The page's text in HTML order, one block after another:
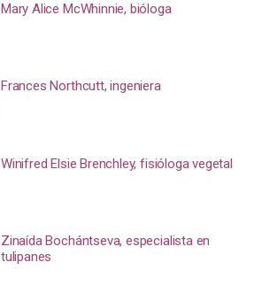
Mary Alice McWhinnie, bióloga
Frances Northcutt, ingeniera
Winifred Elsie Brenchley, fisióloga vegetal
Zinaída Bochántseva, especialista en
tulipanes